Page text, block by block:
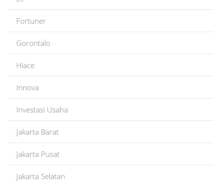
Fortuner
Gorontalo
Hiace
Innova
Investasi Usaha
Jakarta Barat
Jakarta Pusat
Jakarta Selatan